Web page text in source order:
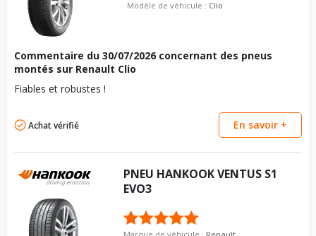
Pour la visserie, afin de garantir une parfaite compatibilité, nous
vous conseillons de contacter directement le constructeur.
Longueur du boulon
Force de rotation du
boulon
Pour la visserie, afin de garantir une parfaite compatibilité, nous
1.5 DCI (86CV)
Type de boulon
Longueur du boulon
Force de rotation du
Pour la visserie, afin de garantir une parfaite compatibilité, nous
vous conseillons de contacter directement le constructeur.
Modèle de véhicule : Clio
Commentaire du 30/07/2026 concernant des pneus
montés sur Renault Clio
Fiables et robustes !
Achat vérifié En savoir +
PNEU HANKOOKVENTUS S1
EVO3